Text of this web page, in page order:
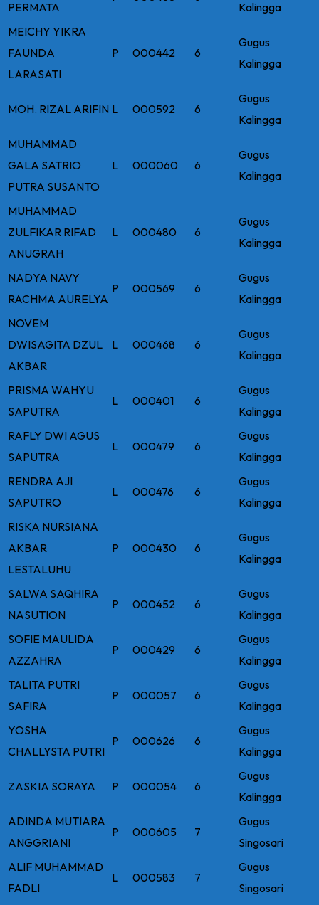
PERMATA
Kalingga
MEICHY YIKRA
FAUNDA
LARASATI
P 000442 6
Gugus
Kalingga
MOH. RIZAL ARIFIN L 000592 6
Gugus
Kalingga
MUHAMMAD
GALA SATRIO
PUTRA SUSANTO
L 000060 6
Gugus
Kalingga
MUHAMMAD
ZULFIKAR RIFAD
ANUGRAH
L 000480 6
Gugus
Kalingga
NADYA NAVY
RACHMA AURELYA
P 000569 6
Gugus
Kalingga
NOVEM
DWISAGITA DZUL
AKBAR
L 000468 6
Gugus
Kalingga
PRISMA WAHYU
SAPUTRA
L 000401 6
Gugus
Kalingga
RAFLY DWI AGUS
SAPUTRA
L 000479 6
Gugus
Kalingga
RENDRA AJI
SAPUTRO
L 000476 6
Gugus
Kalingga
RISKA NURSIANA
AKBAR
LESTALUHU
P 000430 6
Gugus
Kalingga
SALWA SAQHIRA
NASUTION
P 000452 6
Gugus
Kalingga
SOFIE MAULIDA
AZZAHRA
P 000429 6
Gugus
Kalingga
TALITA PUTRI
SAFIRA
P 000057 6
Gugus
Kalingga
YOSHA
CHALLYSTA PUTRI
P 000626 6
Gugus
Kalingga
ZASKIA SORAYA P 000054 6
Gugus
Kalingga
ADINDA MUTIARA
ANGGRIANI
P 000605 7
Gugus
Singosari
ALIF MUHAMMAD
FADLI
L 000583 7
Gugus
Singosari